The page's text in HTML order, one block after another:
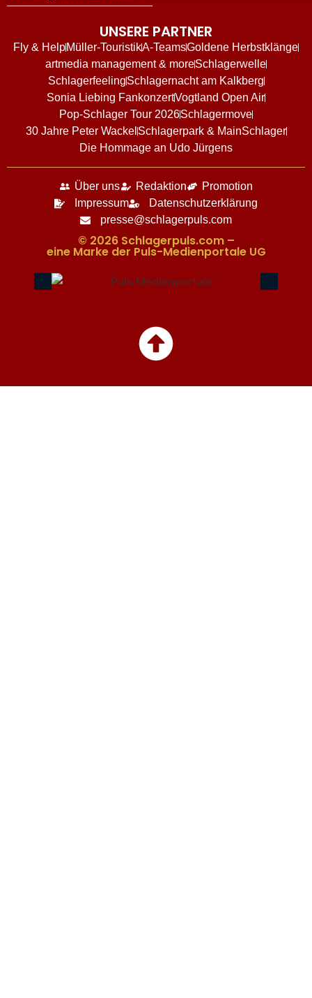
UNSERE PARTNER
Fly & HelpMüller-TouristikA-TeamsGoldene Herbstklänge
artmedia management & moreSchlagerwelle
SchlagerfeelingSchlagernacht am Kalkberg
Sonia Liebing FankonzertVogtland Open Air
Pop-Schlager Tour 2026Schlagermove
30 Jahre Peter Wackel Schlagerpark & MainSchlager
Die Hommage an Udo Jürgens
Über uns Redaktion
Promotion
Impressum
Datenschutzerklärung
presse@schlagerpuls.com
© 2026 Schlagerpuls.com –
eine Marke der Puls-Medienportale UG​